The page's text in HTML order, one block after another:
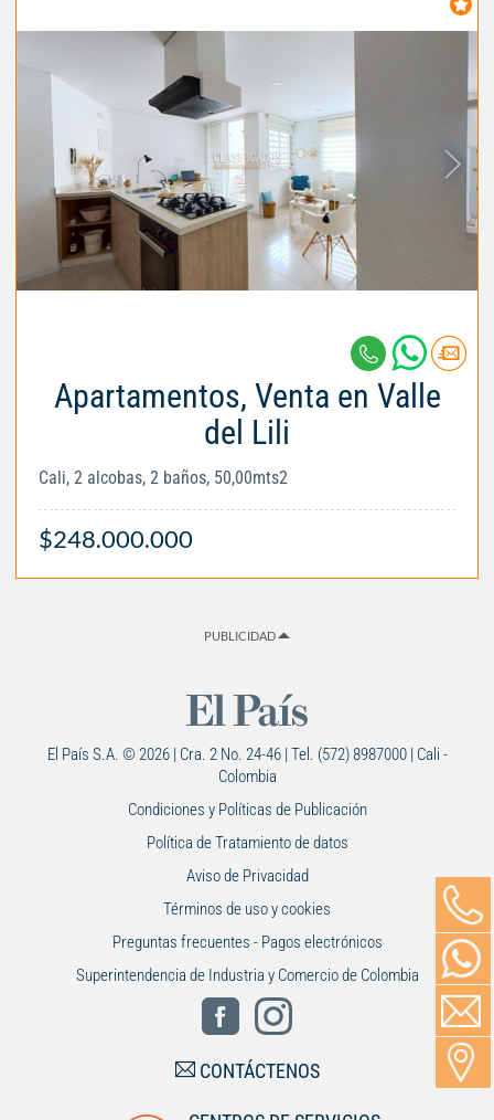
Apartamentos, Venta en Valle
del Lili
Cali, 2 alcobas, 2 baños, 50,00mts2
$248.000.000
PUBLICIDAD
El País S.A. © 2026 | Cra. 2 No. 24-46 | Tel. (572) 8987000 | Cali -
Colombia
Condiciones y Políticas de Publicación
Política de Tratamiento de datos
Aviso de Privacidad
Términos de uso y cookies
Preguntas frecuentes - Pagos electrónicos
Superintendencia de Industria y Comercio de Colombia
CONTÁCTENOS